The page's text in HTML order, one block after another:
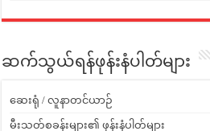
ဆက်သွယ်ရန်ဖုန်းနံပါတ်များ
ဆေးရုံ / လူနာတင်ယာဉ်
မီးသတ်စခန်းများ၏ ဖုန်းနံပါတ်များ